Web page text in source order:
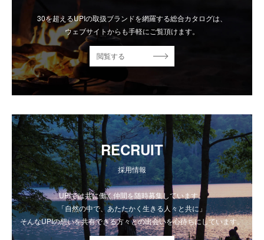
30を超えるUPIの取扱ブランドを網羅する総合カタログは、
ウェブサイトからも手軽にご覧頂けます。
閲覧する
RECRUIT
採用情報
UPIでは共に働く仲間を随時募集しています。
「自然の中で、あたたかく生きる人々と共に」
そんなUPIの想いを共有できる方々との出会いを心待ちにしています。